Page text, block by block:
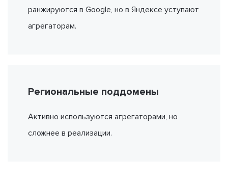
ранжируются в Google, но в Яндексе уступают
агрегаторам.
Региональные поддомены
Активно используются агрегаторами, но
сложнее в реализации.